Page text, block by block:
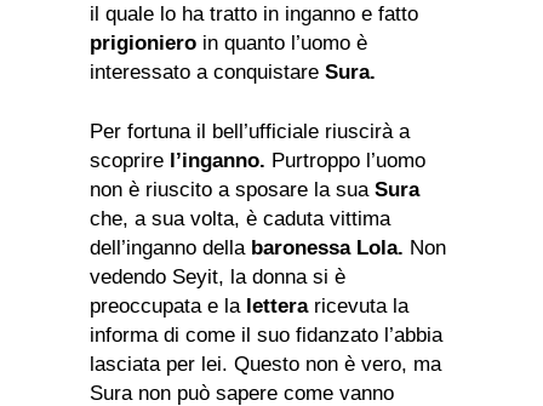
il quale lo ha tratto in inganno e fatto
prigioniero in quanto l’uomo è
interessato a conquistare Sura.
Per fortuna il bell’ufficiale riuscirà a
scoprire l’inganno. Purtroppo l’uomo
non è riuscito a sposare la sua Sura
che, a sua volta, è caduta vittima
dell’inganno della baronessa Lola. Non
vedendo Seyit, la donna si è
preoccupata e la letteraricevuta la
informa di come il suo fidanzato l’abbia
lasciata per lei. Questo non è vero, ma
Sura non può sapere come vanno